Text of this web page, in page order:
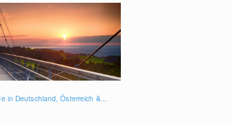
in Deutschland, Österreich &...